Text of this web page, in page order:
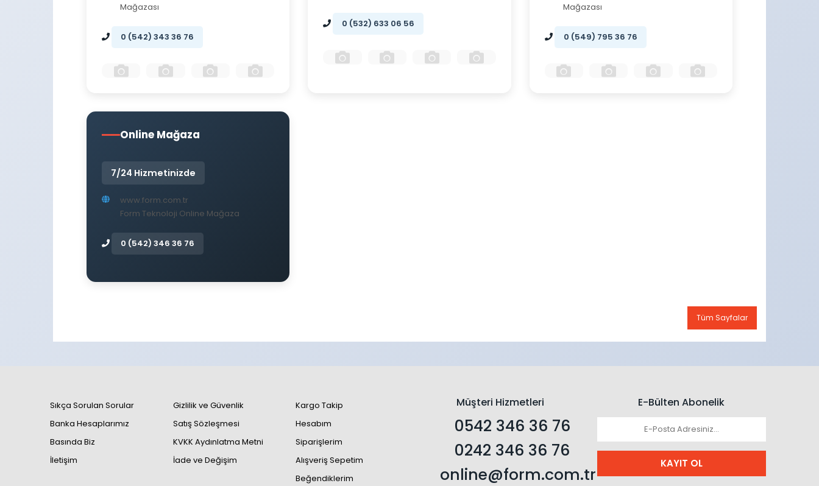
Mağazası
0 (542) 343 36 76
0 (532) 633 06 56
Mağazası
0 (549) 795 36 76
Online Mağaza
7/24 Hizmetinizde
www.form.com.tr
Form Teknoloji Online Mağaza
0 (542) 346 36 76
Tüm Sayfalar
Sıkça Sorulan Sorular
Banka Hesaplarımız
Basında Biz
İletişim
Gizlilik ve Güvenlik
Satış Sözleşmesi
KVKK Aydınlatma Metni
İade ve Değişim
Kargo Takip
Hesabım
Siparişlerim
Alışveriş Sepetim
Beğendiklerim
Müşteri Hizmetleri
0542 346 36 76
0242 346 36 76
online@form.com.tr
E-Bülten Abonelik
KAYIT OL